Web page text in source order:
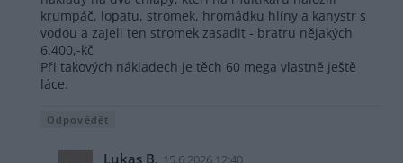
krumpáč, lopatu, stromek, hromádku hlíny a kanystr s
vodou a zajeli ten stromek zasadit - bratru nějakých
6.400,-kč
Při takových nákladech je těch 60 mega vlastně ještě
láce.
Odpovědět
Lukas B. 15.6.2026 12:40